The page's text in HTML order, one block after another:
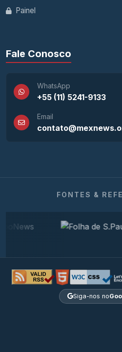
Painel
Fale Conosco
WhatsApp
+55 (11) 5241-9133
Email
FONTES &
Siga-nos no